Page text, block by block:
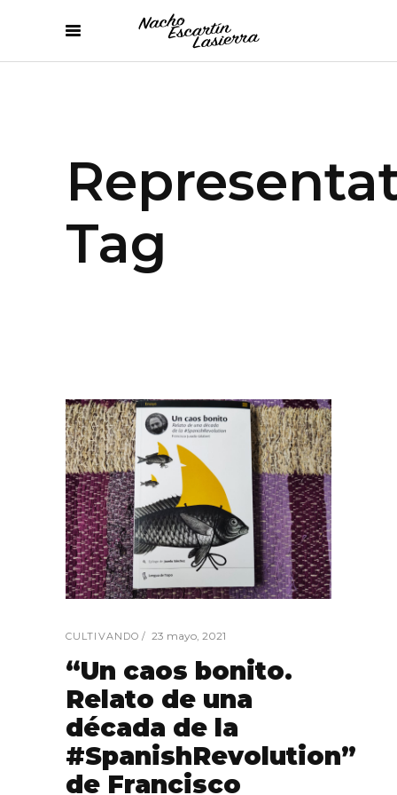
Tag
CULTIVANDO 23 mayo, 2021
“Un caos bonito.
Relato de una
década de la
#SpanishRevolution”
de Francisco